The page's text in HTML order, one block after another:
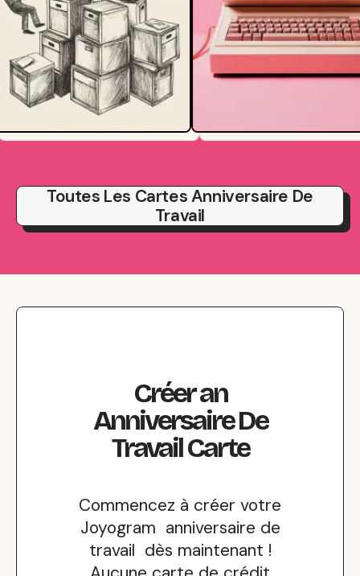
Toutes Les Cartes Anniversaire De
Travail
Créeran
Anniversaire De
TravailCarte
Commencez à créer votre
Joyogram anniversaire de
travail dès maintenant !